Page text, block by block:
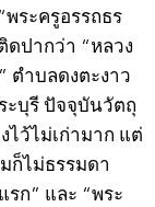
ระครูอรรถธร
ดปากว่า “หลวง
ตำบลดงตะงาว
ะบุรี ปัจจุบันวัตถุ
ไว้ไม่เก่ามาก แต่
ก็ไม่ธรรมดา
ก” และ “พระ